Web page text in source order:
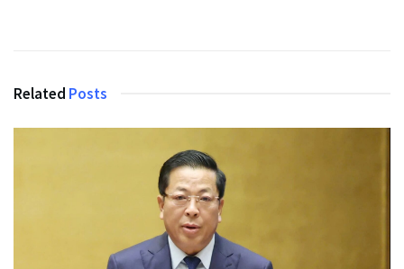
Related Posts